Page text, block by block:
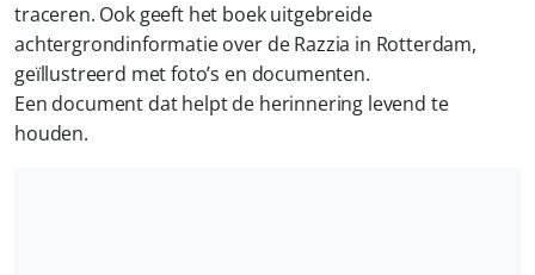
traceren. Ook geeft het boek uitgebreide
achtergrondinformatie over de Razzia in Rotterdam,
geïllustreerd met foto’s en documenten.
Een document dat helpt de herinnering levend te
houden.